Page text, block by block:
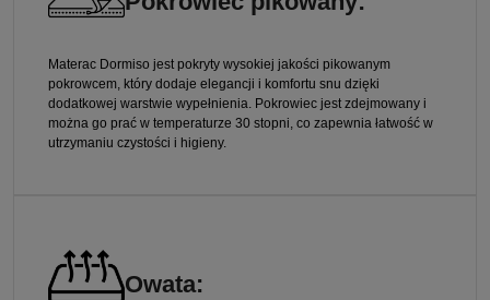
Materac Dormiso jest pokryty wysokiej jakości pikowanym
pokrowcem, który dodaje elegancji i komfortu snu dzięki
dodatkowej warstwie wypełnienia. Pokrowiec jest zdejmowany i
można go prać w temperaturze 30 stopni, co zapewnia łatwość w
utrzymaniu czystości i higieny.
Owata: